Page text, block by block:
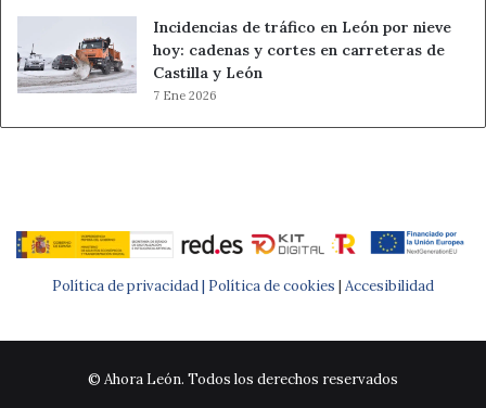
Incidencias de tráfico en León por nieve
hoy: cadenas y cortes en carreteras de
Castilla y León
7 Ene 2026
Política de privacidad | Política de cookies | Accesibilidad
© Ahora León. Todos los derechos reservados